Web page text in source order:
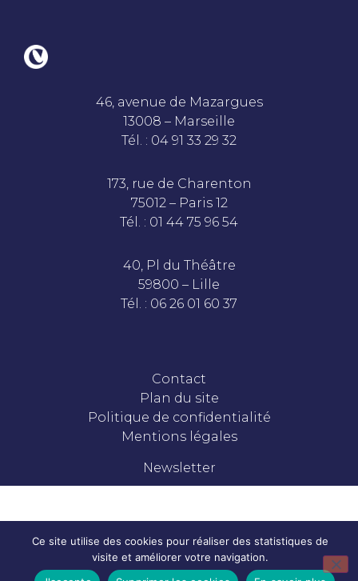
46, avenue de Mazargues
13008 – Marseille
Tél. : 04 91 33 29 32
173, rue de Charenton
75012 – Paris 12
Tél. : 01 44 75 96 54
40, Pl du Théâtre
59800 – Lille
Tél. : 06 26 01 60 37
Contact
Plan du site
Politique de confidentialité
Mentions légales
Newsletter
Ce site utilise des cookies pour réaliser des statistiques de
visite et améliorer votre navigation.